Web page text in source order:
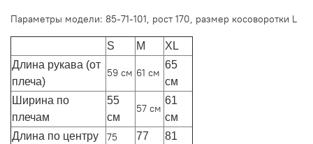
Параметры модели: 85-71-101, рост 170, размер косоворотки L
S M
XL
Длина рукава (от
плеча)
59 см 61 см
65
см
Ширина по
плечам
55
см
57 см
61
см
Длина по центру
75
77
81